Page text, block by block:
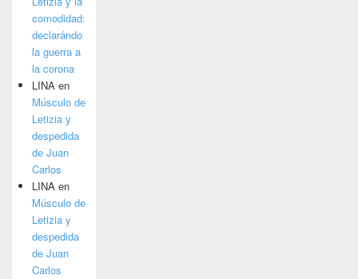
comodidad:
declarándo
la guerra a
la corona
LINA en
Músculo de
Letizia y
despedida
de Juan
Carlos
LINA en
Músculo de
Letizia y
despedida
de Juan
Carlos